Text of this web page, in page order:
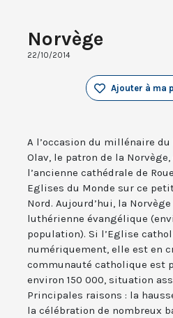
Norvège
22/10/2014
Ajouter à ma
A l’occasion du millénaire
Olav, le patron de la
l’ancienne cathédrale de
Eglises du Monde sur ce
Nord. Aujourd’hui, la
luthérienne évangélique
population). Si l’Eglise
numériquement, elle est en
communauté catholique est
environ 150 000, situation
Principales raisons : la
la célébration de nombreux